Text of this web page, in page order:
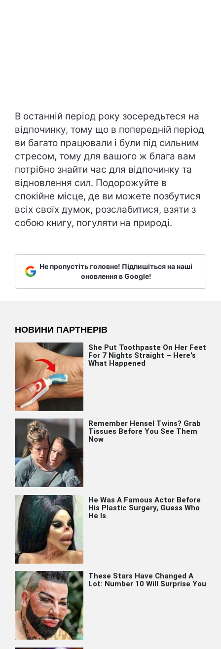
В останній період року зосередьтеся на
відпочинку, тому що в попередній період
ви багато працювали і були під сильним
стресом, тому для вашого ж блага вам
потрібно знайти час для відпочинку та
відновлення сил. Подорожуйте в
спокійне місце, де ви можете позбутися
всіх своїх думок, розслабитися, взяти з
собою книгу, погуляти на природі.
Не пропустіть головне! Підпишіться на наші
оновлення в Google!